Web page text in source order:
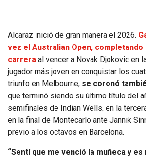
SAINTS
BUCCANEERS
Alcaraz inició de gran manera el 2026.
vez el Australian Open, completando
carrera al vencer a Novak Djokovic en
jugador más joven en conquistar los
triunfo en Melbourne, se coronó
que terminó siendo su último título del
semifinales de Indian Wells, en la
en la final de Montecarlo ante Jannik
previo a los octavos en Barcelona.
“Sentí que me venció la muñeca y